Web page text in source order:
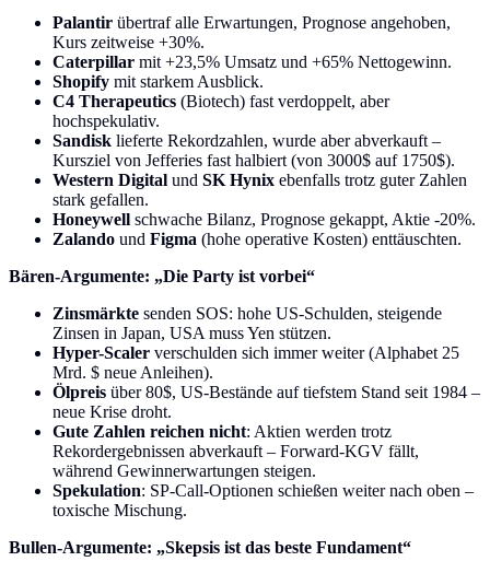
Palantir übertraf alle Erwartungen, Prognose angehoben,
Kurs zeitweise +30%.
Caterpillar mit +23,5% Umsatz und +65% Nettogewinn.
Shopify mit starkem Ausblick.
C4 Therapeutics (Biotech) fast verdoppelt, aber
hochspekulativ.
Sandisk lieferte Rekordzahlen, wurde aber abverkauft –
Kursziel von Jefferies fast halbiert (von 3000$ auf 1750$).
Western Digital und SK Hynix ebenfalls trotz guter Zahlen
stark gefallen.
Honeywell schwache Bilanz, Prognose gekappt, Aktie -20%.
Zalando und Figma (hohe operative Kosten) enttäuschten.
Bären-Argumente: „Die Party ist vorbei“
Zinsmärkte senden SOS: hohe US-Schulden, steigende
Zinsen in Japan, USA muss Yen stützen.
Hyper-Scaler verschulden sich immer weiter (Alphabet 25
Mrd. $ neue Anleihen).
Ölpreis über 80$, US-Bestände auf tiefstem Stand seit 1984 –
neue Krise droht.
Gute Zahlen reichen nicht: Aktien werden trotz
Rekordergebnissen abverkauft – Forward-KGV fällt,
während Gewinnerwartungen steigen.
Spekulation: SP-Call-Optionen schießen weiter nach oben –
toxische Mischung.
Bullen-Argumente: „Skepsis ist das beste Fundament“